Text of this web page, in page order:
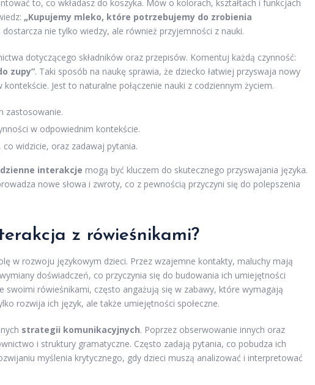
to, co wkładasz do koszyka. Mów o kolorach, kształtach i funkcjach
„Kupujemy mleko, które potrzebujemy do zrobienia
nie tylko wiedzy, ale również przyjemności z nauki.
dotyczącego składników oraz przepisów. Komentuj każdą czynność:
zupy”. Taki sposób na naukę sprawia, że dziecko łatwiej przyswaja nowy
Jest to naturalne połączenie nauki z codziennym życiem.
zastosowanie.
w odpowiednim kontekście.
widzicie, oraz zadawaj pytania.
interakcje mogą być kluczem do skutecznego przyswajania języka.
nowe słowa i zwroty, co z pewnością przyczyni się do polepszenia
z rówieśnikami?
w rozwoju językowym dzieci. Przez wzajemne kontakty, maluchy mają
doświadczeń, co przyczynia się do budowania ich umiejętności
swoimi rówieśnikami, często angażują się w zabawy, które wymagają
rozwija ich język, ale także umiejętności społeczne.
strategii komunikacyjnych. Poprzez obserwowanie innych oraz
i struktury gramatyczne. Często zadają pytania, co pobudza ich
myślenia krytycznego, gdy dzieci muszą analizować i interpretować